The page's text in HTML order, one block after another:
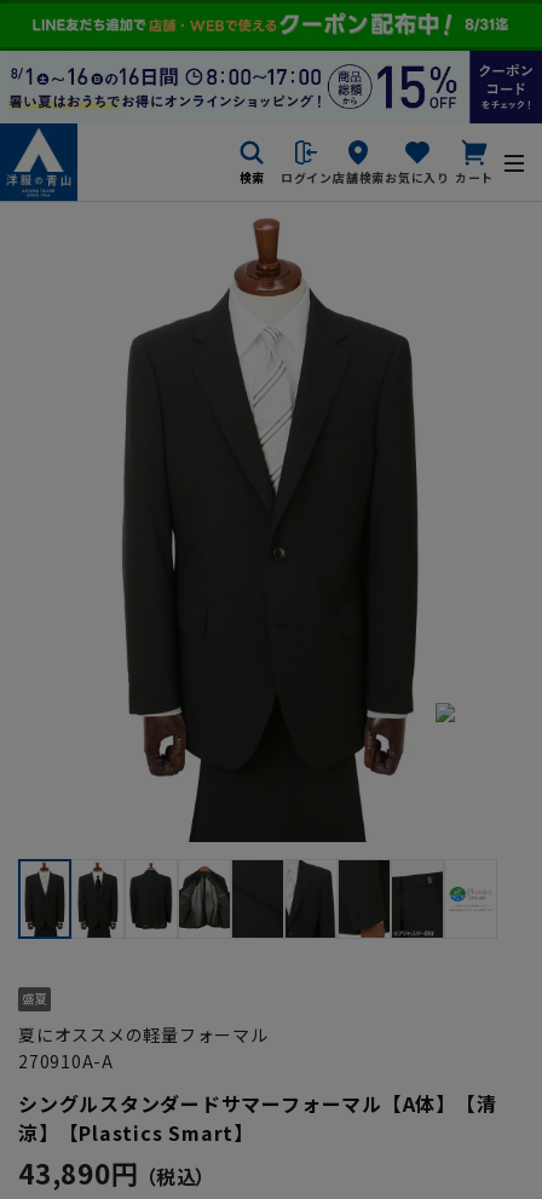
検索 ログイン店舗検索お気に入り カート
夏にオススメの軽量フォーマル
270910A-A
シングルスタンダードサマーフォーマル【A体】【清
涼】【Plastics Smart】
43,890円